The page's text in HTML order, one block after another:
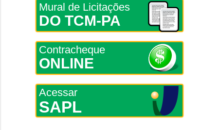
Mural de Licitações
DO TCM-PA
Contracheque
ONLINE
Acessar
SAPL